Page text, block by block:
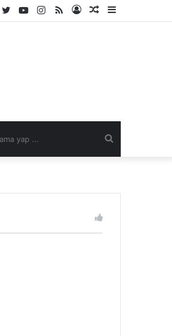
Kenar
Rastgele
Kayıt
RSS
Instagram
YouTube
Twitter